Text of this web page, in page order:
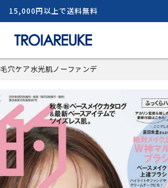
15,000円以上で送料無料
毛穴ケア水光肌ノーファンデ